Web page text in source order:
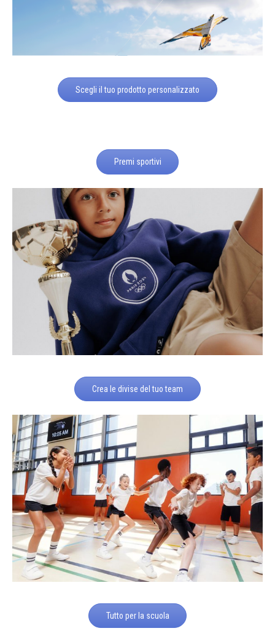
Scegli il tuo prodotto personalizzato
Premi sportivi
Crea le divise del tuo team
Tutto per la scuola